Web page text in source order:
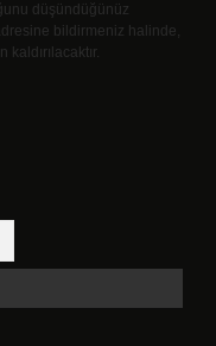
düşündüğünüz
bildirmeniz halinde,